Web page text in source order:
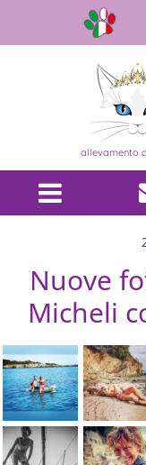
allevamento
Nuove
Micheli